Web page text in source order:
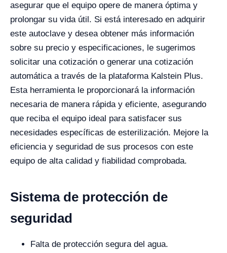
asegurar que el equipo opere de manera óptima y
prolongar su vida útil. Si está interesado en adquirir
este autoclave y desea obtener más información
sobre su precio y especificaciones, le sugerimos
solicitar una cotización o generar una cotización
automática a través de la plataforma Kalstein Plus.
Esta herramienta le proporcionará la información
necesaria de manera rápida y eficiente, asegurando
que reciba el equipo ideal para satisfacer sus
necesidades específicas de esterilización. Mejore la
eficiencia y seguridad de sus procesos con este
equipo de alta calidad y fiabilidad comprobada.
Sistema de protección de
seguridad
Falta de protección segura del agua.